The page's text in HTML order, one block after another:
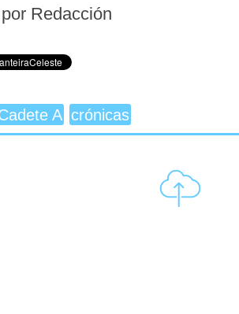
Redacción
A crónicas